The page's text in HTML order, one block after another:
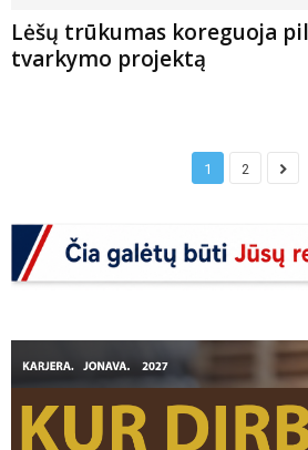
Lėšų trūkumas koreguoja
tvarkymo projektą
1 2